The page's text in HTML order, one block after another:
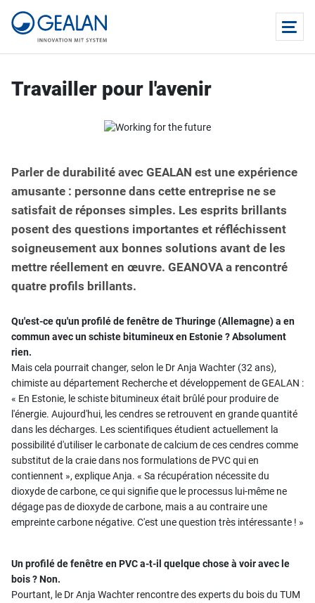
Travailler pour l'avenir
Parler de durabilité avec GEALAN est une expérience
amusante : personne dans cette entreprise ne se
satisfait de réponses simples. Les esprits brillants
posent des questions importantes et réfléchissent
soigneusement aux bonnes solutions avant de les
mettre réellement en œuvre. GEANOVA a rencontré
quatre profils brillants.
Qu'est-ce qu'un profilé de fenêtre de Thuringe (Allemagne) a en
commun avec un schiste bitumineux en Estonie ? Absolument
rien.
Mais cela pourrait changer, selon le Dr Anja Wachter (32 ans),
chimiste au département Recherche et développement de GEALAN :
« En Estonie, le schiste bitumineux était brûlé pour produire de
l'énergie. Aujourd'hui, les cendres se retrouvent en grande quantité
dans les décharges. Les scientifiques étudient actuellement la
possibilité d'utiliser le carbonate de calcium de ces cendres comme
substitut de la craie dans nos formulations de PVC qui en
contiennent », explique Anja. « Sa récupération nécessite du
dioxyde de carbone, ce qui signifie que le processus lui-même ne
dégage pas de dioxyde de carbone, mais a au contraire une
empreinte carbone négative. C'est une question très intéressante ! »
Un profilé de fenêtre en PVC a-t-il quelque chose à voir avec le
bois ? Non.
Pourtant, le Dr Anja Wachter rencontre des experts du bois du TUM